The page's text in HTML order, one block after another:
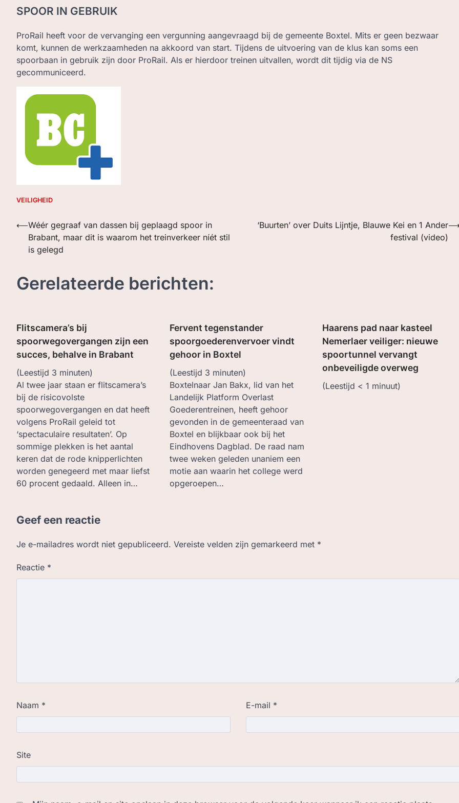
SPOOR IN GEBRUIK
ProRail heeft voor de vervanging een vergunning aangevraagd bij de gemeente Boxtel. Mits er geen bezwaar
komt, kunnen de werkzaamheden na akkoord van start. Tijdens de uitvoering van de klus kan soms een
spoorbaan in gebruik zijn door ProRail. Als er hierdoor treinen uitvallen, wordt dit tijdig via de NS
gecommuniceerd.
VEILIGHEID
Bericht
navigatie
⟵Wéér gegraaf van dassen bij geplaagd spoor in
Brabant, maar dit is waarom het treinverkeer níét stil
is gelegd
‘Buurten’ over Duits Lijntje, Blauwe Kei en 1 Ander
festival (video)
Gerelateerde berichten:
Flitscamera’s bij
spoorwegovergangen zijn een
succes, behalve in Brabant
(Leestijd 3 minuten)
Al twee jaar staan er flitscamera’s
bij de risicovolste
spoorwegovergangen en dat heeft
volgens ProRail geleid tot
‘spectaculaire resultaten’. Op
sommige plekken is het aantal
keren dat de rode knipperlichten
worden genegeerd met maar liefst
60 procent gedaald. Alleen in…
Fervent tegenstander
spoorgoederenvervoer vindt
gehoor in Boxtel
(Leestijd 3 minuten)
Boxtelnaar Jan Bakx, lid van het
Landelijk Platform Overlast
Goederentreinen, heeft gehoor
gevonden in de gemeenteraad van
Boxtel en blijkbaar ook bij het
Eindhovens Dagblad. De raad nam
twee weken geleden unaniem een
motie aan waarin het college werd
opgeroepen…
Haarens pad naar kasteel
Nemerlaer veiliger: nieuwe
spoortunnel vervangt
onbeveiligde overweg
(Leestijd < 1 minuut)
Geef een reactie
Je e-mailadres wordt niet gepubliceerd. Vereiste velden zijn gemarkeerd met *
Reactie *
Naam * E-mail *
Site